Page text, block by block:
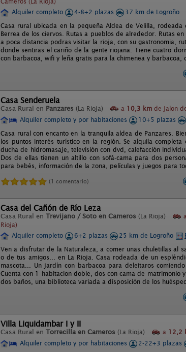
Alquiler completo 4-8+2 plazas
37 km de Logroño
Casa rural ubicada en la pequeña Aldea de Velilla, rodeada
Berrea de los ciervos. Rutas a pueblos de alrededor. Rutas
a poca distancia podras visitar la rioja, con su gastronomia,
donde sentiras el cariño de la gente riojana. Tiene cuatro
con barbacoa, wifi y leña gratis para la chimenea y barbacoa,
Casa Senderuela
Casa Rural en Panzares (La Rioja) a 10,3 km de Jalon
Alquiler completo y por habitaciones
10+5 plazas
Casa rural con encanto en la tranquila aldea de Panzares.
los puntos interés turístico en la región. Se alquila
ducha de hidromasaje, televisión con dvd, calefacción
Dos de ellas tienen un altillo con sofá-cama para dos
para bebés, información de la zona, películas y juegos para
(1 comentario)
Casa del Cañón de Río Leza
Casa Rural en Trevijano / Soto en Cameros (La Rioja)
Rioja)
Alquiler completo 6+2 plazas 25 km de Logroño
Ven a disfrutar de la Naturaleza, a comer unas chuletillas al
o de tus amigos... en La Rioja. Casa rodeada de un
mascota... Un jardín con barbacoa para deleitaros
Cuenta con 1 habitacion doble, dos con cama de matrimonio
dos baños, una biblioteca variada a disposición de los
Villa Liquidambar I y II
Casa Rural en Torrecilla en Cameros (La Rioja) a 12,2
Alquiler completo y por habitaciones
2-22+3 plazas